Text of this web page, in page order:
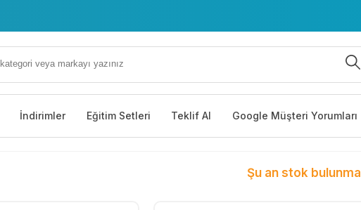
İndirimler Eğitim Setleri Teklif Al Google Müşteri Yorumları
Şu an stok